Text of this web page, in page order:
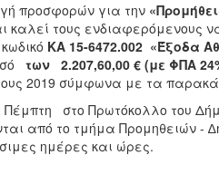
προσφορών για την
καλεί τους ενδιαφερόμενους
ΚΑ 15-6472.002 «Έξοδα
των 2.207,60,00 € (με ΦΠΑ
2019 σύμφωνα με τα
Πέμπτη στο Πρωτόκολλο του
από το τμήμα Προμηθειών -
ημέρες και ώρες.